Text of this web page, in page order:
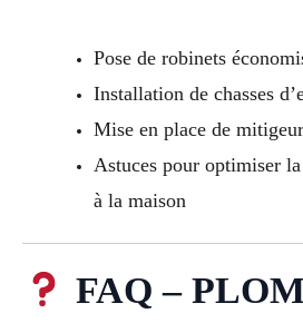
Pose de robinets
Installation de chasses
Mise en place de
Astuces pour optimiser
à la maison
FAQ –